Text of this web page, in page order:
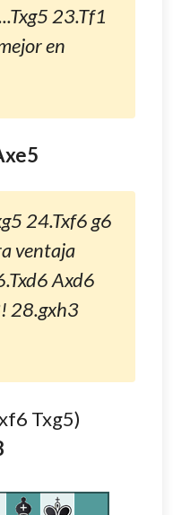
23.Tf1
en
24.Txf6 g6
ventaja
Axd6
28.gxh3
Txg5)